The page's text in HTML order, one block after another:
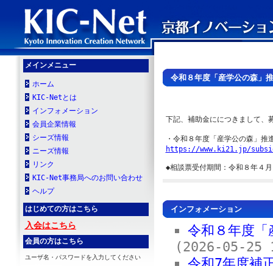
メインメニュー
ホーム
KIC-Netとは
インフォメーション
会員企業情報
シーズ情報
ニーズ情報
リンク
KIC-Net事務局へのお問い合わせ
ヘルプ
はじめての方はこちら
入会はこちら
会員の方はこちら
ユーザ名・パスワードを入力してください
令和８年度「産学公の森」
下記、補助金ににつきまして、
https://www.ki21.jp/
◆相談票受付期間：令和８年４
インフォメーション
令和８年度
(2026-05-25